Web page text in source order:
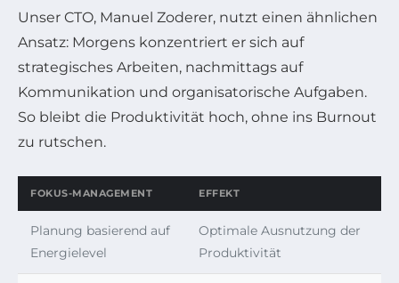
Unser CTO, Manuel Zoderer, nutzt einen ähnlichen
Ansatz: Morgens konzentriert er sich auf
strategisches Arbeiten, nachmittags auf
Kommunikation und organisatorische Aufgaben.
So bleibt die Produktivität hoch, ohne ins Burnout
zu rutschen.
FOKUS-MANAGEMENT EFFEKT
Planung basierend auf
Energielevel
Optimale Ausnutzung der
Produktivität